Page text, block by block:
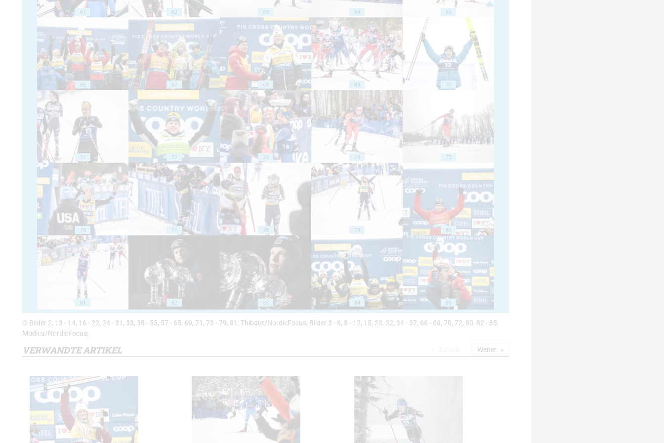
61 62 63 64 65
66 67 68 69 70
71 72 73 74 75
76 77 78 79 80
81 82 83 84 85
© Bilder 2, 13 - 14, 16 - 22, 24 - 31, 33, 38 - 55, 57 - 65, 69, 71, 73 - 79, 81: Thibaut/NordicFocus; Bilder 3 - 6, 8 - 12, 15, 23, 32, 34 - 37, 66 - 68, 70, 72, 80, 82 - 85:
Modica/NordicFocus;
VERWANDTE ARTIKEL Weiter